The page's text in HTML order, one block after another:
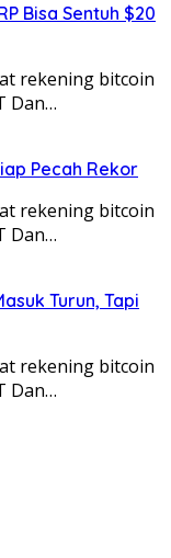
Bisa Sentuh $20
rekening bitcoin
Dan…
Pecah Rekor
rekening bitcoin
Dan…
Turun, Tapi
rekening bitcoin
Dan…